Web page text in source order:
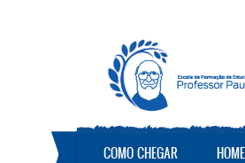
COMO CHEGAR HOME